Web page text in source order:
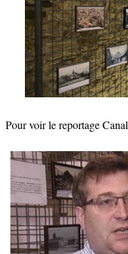
Pour voir le reportage